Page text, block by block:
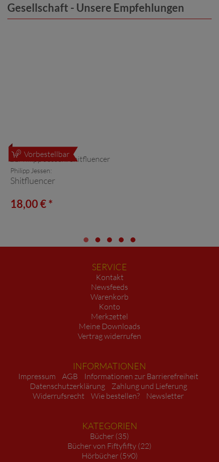
Gesellschaft - Unsere Empfehlungen
Vorbestellbar
Philipp Jessen:
Shitfluencer
18,00 € *
SERVICE
Kontakt
Newsfeeds
Warenkorb
Konto
Merkzettel
Meine Downloads
Vertrag widerrufen
INFORMATIONEN
Impressum AGB
Informationen zur Barrierefreiheit
Datenschutzerklärung
Zahlung und Lieferung
Widerrufsrecht
Wie bestellen? Newsletter
KATEGORIEN
Bücher (35)
Bücher von Fiftyfifty (22)
Hörbücher (590)